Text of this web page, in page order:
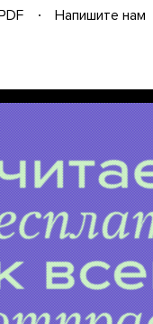
Напишите нам